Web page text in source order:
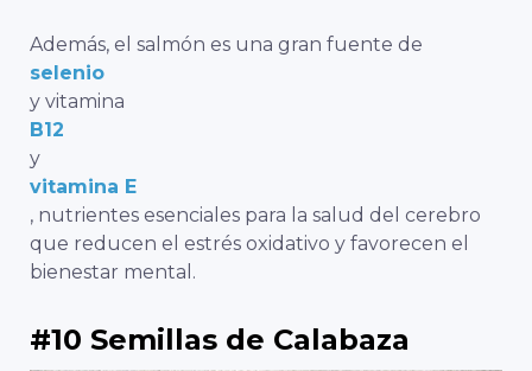
Además, el salmón es una gran fuente de
selenio
y vitamina
B12
y
vitamina E
, nutrientes esenciales para la salud del cerebro
que reducen el estrés oxidativo y favorecen el
bienestar mental.
#10 Semillas de Calabaza